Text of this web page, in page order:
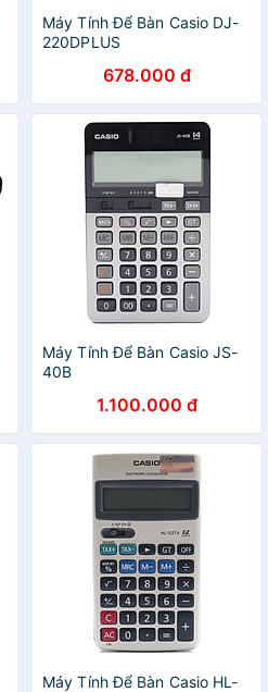
Máy Tính Để Bàn Casio DJ-
220DPLUS
678.000 đ
Máy Tính Để Bàn Casio JS-
40B
1.100.000 đ
Máy Tính Để Bàn Casio HL-